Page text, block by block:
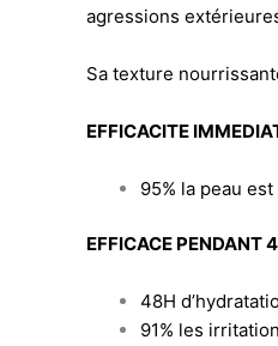
agressions
Sa texture
EFFICACITE
95% la peau
EFFICACE PENDANT
48H
91% les